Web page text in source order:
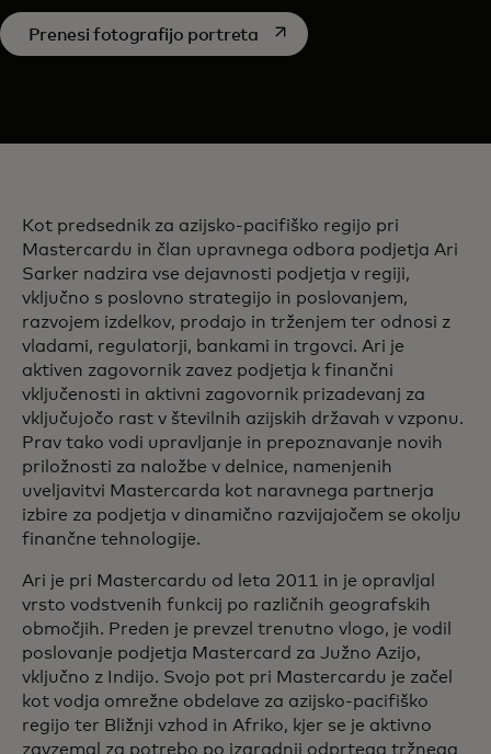
Prenesi fotografijo portretaopens in a new tab
Kot predsednik za azijsko-pacifiško regijo pri
Mastercardu in član upravnega odbora podjetja Ari
Sarker nadzira vse dejavnosti podjetja v regiji,
vključno s poslovno strategijo in poslovanjem,
razvojem izdelkov, prodajo in trženjem ter odnosi z
vladami, regulatorji, bankami in trgovci. Ari je
aktiven zagovornik zavez podjetja k finančni
vključenosti in aktivni zagovornik prizadevanj za
vključujočo rast v številnih azijskih državah v vzponu.
Prav tako vodi upravljanje in prepoznavanje novih
priložnosti za naložbe v delnice, namenjenih
uveljavitvi Mastercarda kot naravnega partnerja
izbire za podjetja v dinamično razvijajočem se okolju
finančne tehnologije.
Ari je pri Mastercardu od leta 2011 in je opravljal
vrsto vodstvenih funkcij po različnih geografskih
območjih. Preden je prevzel trenutno vlogo, je vodil
poslovanje podjetja Mastercard za Južno Azijo,
vključno z Indijo. Svojo pot pri Mastercardu je začel
kot vodja omrežne obdelave za azijsko-pacifiško
regijo ter Bližnji vzhod in Afriko, kjer se je aktivno
zavzemal za potrebo po izgradnji odprtega tržnega